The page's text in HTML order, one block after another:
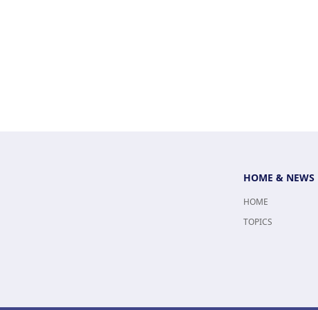
HOME & NEWS
HOME
TOPICS